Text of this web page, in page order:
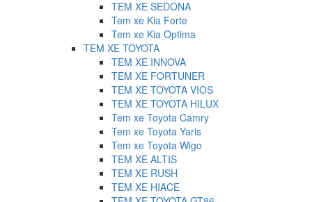
TEM XE SEDONA
Tem xe Kia Forte
Tem xe Kia Optima
TEM XE TOYOTA
TEM XE INNOVA
TEM XE FORTUNER
TEM XE TOYOTA VIOS
TEM XE TOYOTA HILUX
Tem xe Toyota Camry
Tem xe Toyota Yaris
Tem xe Toyota Wigo
TEM XE ALTIS
TEM XE RUSH
TEM XE HIACE